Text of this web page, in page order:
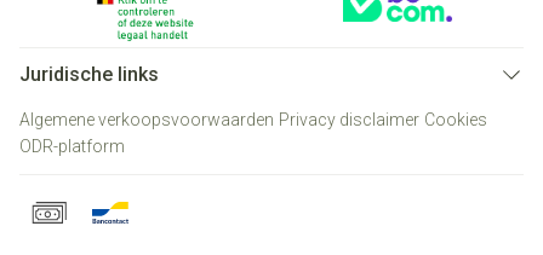
Juridische links
Algemene verkoopsvoorwaarden Privacy disclaimer Cookies
ODR-platform